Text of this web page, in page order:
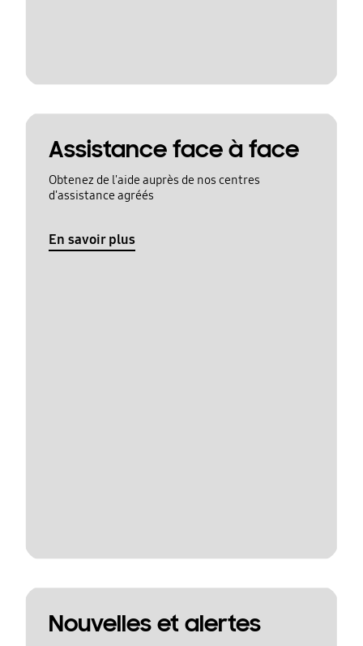
Assistance face à face
Obtenez de l'aide auprès de nos centres
d'assistance agréés
En savoir plus
Nouvelles et alertes